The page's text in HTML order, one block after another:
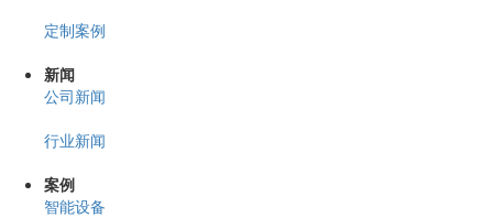
定制案例
新闻
公司新闻
行业新闻
案例
智能设备